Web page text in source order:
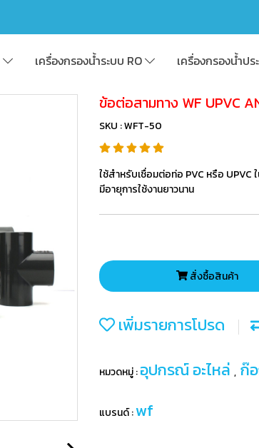
เครื่องกรองน้ำระบบ RO เครื่องกรองน้ำปร
ข้อต่อสามทาง WF UPVC
SKU : WFT-50
ใช้สำหรับเชื่อมต่อท่อ PVC หรือ UPVC
มีอายุการใช้งานยาวนาน
สั่งซื้อสินค้า
เพิ่มรายการโปรด
หมวดหมู่ :อุปกรณ์ อะไหล่ , ก๊
แบรนด์ :wf